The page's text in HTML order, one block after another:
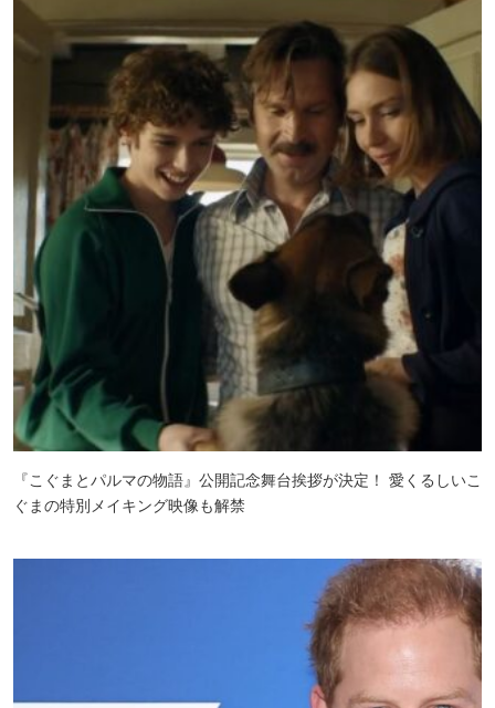
『こぐまとパルマの物語』公開記念舞台挨拶が決定！ 愛くるしいこ
ぐまの特別メイキング映像も解禁